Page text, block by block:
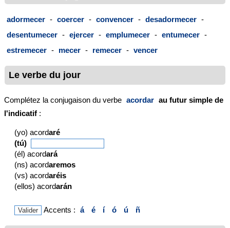
adormecer - coercer - convencer - desadormecer -
desentumecer - ejercer - emplumecer - entumecer -
estremecer - mecer - remecer - vencer
Le verbe du jour
Complétez la conjugaison du verbe acordar au futur simple de
l'indicatif :
(yo) acordaré
(tú)
(él) acordará
(ns) acordaremos
(vs) acordaréis
(ellos) acordarán
Accents : á é í ó ú ñ